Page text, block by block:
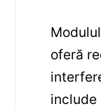
oferă
include